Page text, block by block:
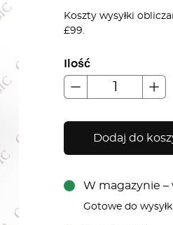
Koszty wysyłki
£99.
Ilość
Dodaj do
W magazynie –
Gotowe do